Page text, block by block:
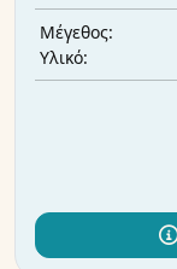
Μέγεθος:
Υλικό: